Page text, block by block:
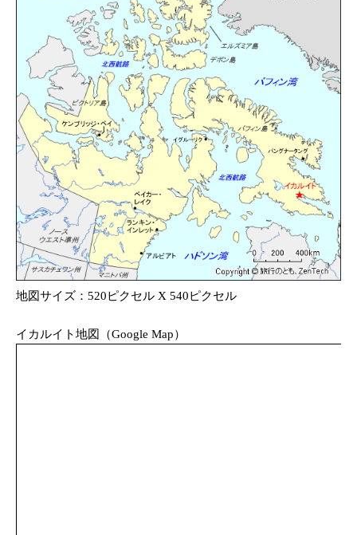
地図サイズ：520ピクセル X 540ピクセル
イカルイト地図（Google Map）